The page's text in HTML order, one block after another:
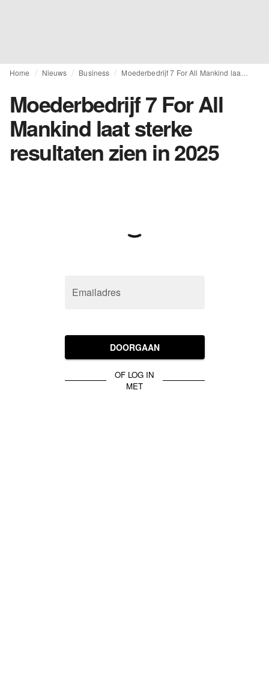
Home Nieuws Business
Moederbedrijf 7 For All
Mankind laat sterke
resultaten zien in 2025
Emailadres
DOORGAAN
OF LOG IN
MET